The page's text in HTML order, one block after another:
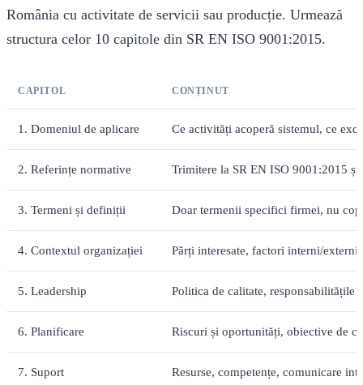
România cu activitate de servicii sau producție. Urmează
structura celor 10 capitole din SR EN ISO 9001:2015.
CAPITOL CONȚINUT
1. Domeniul de aplicare Ce activități acoperă sistemul, ce
2. Referințe normative Trimitere la SR EN ISO 9001:2015
3. Termeni și definiții Doar termenii specifici firmei, nu
4. Contextul organizației Părți interesate, factori interni/
5. Leadership Politica de calitate, responsabilitățile
6. Planificare Riscuri și oportunități, obiective de
7. Suport Resurse, competențe, comunicare